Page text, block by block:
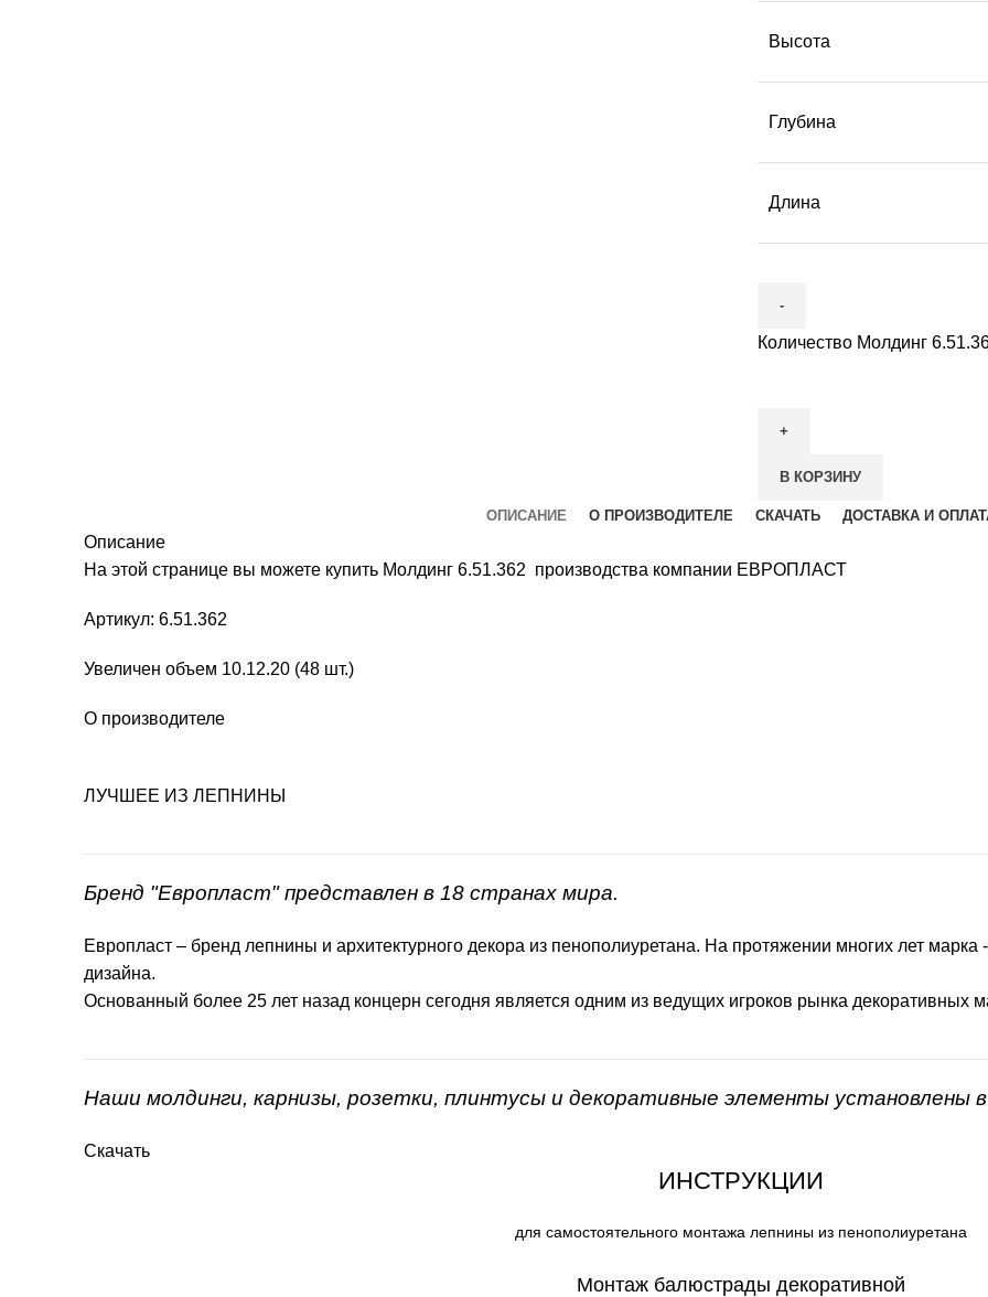
Высота
Глубина
Длина
Количество Молдинг
В КОРЗИНУ
ОПИСАНИЕ О ПРОИЗВОДИТЕЛЕ СКАЧАТЬ ДОСТАВКА И
Описание
На этой странице вы можете купить Молдинг 6.51.362 производства компании ЕВРОПЛАСТ
Артикул: 6.51.362
Увеличен объем 10.12.20 (48 шт.)
О производителе
ЛУЧШЕЕ ИЗ ЛЕПНИНЫ
Бренд "Европласт" представлен в 18 странах мира.
Европласт – бренд лепнины и архитектурного декора из пенополиуретана. На протяжении многих лет марка
дизайна.
Основанный более 25 лет назад концерн сегодня является одним из ведущих игроков рынка декоративных
Наши молдинги, карнизы, розетки, плинтусы и декоративные элементы установлены
Скачать
ИНСТРУКЦИИ
для самостоятельного монтажа лепнины из пенополиуретана
Монтаж балюстрады декоративной